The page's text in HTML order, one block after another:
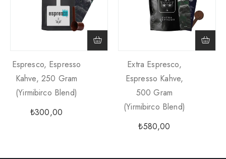
Espresco, Espresso
Kahve, 250 Gram
(yirmibirco Blend)
₺300,00
Extra Espresco,
Espresso Kahve,
500 Gram
(yirmibirco Blend)
₺580,00